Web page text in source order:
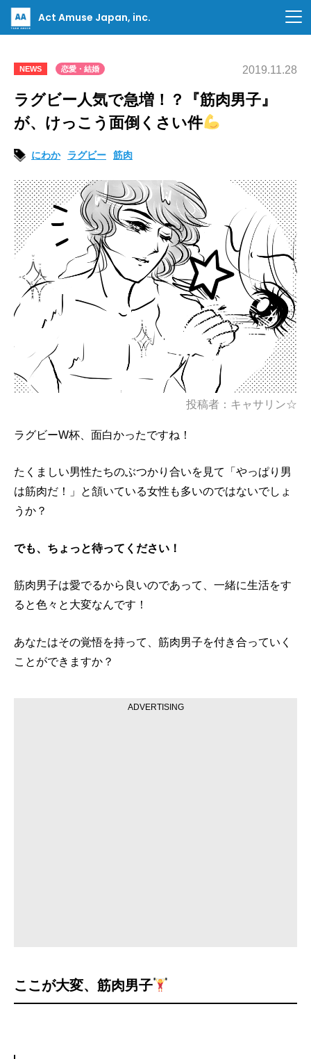
Act Amuse Japan, inc.
NEWS 恋愛・結婚 2019.11.28
ラグビー人気で急増！？『筋肉男子』
が、けっこう面倒くさい件
にわか ラグビー 筋肉
投稿者：キャサリン☆
ラグビーW杯、面白かったですね！
たくましい男性たちのぶつかり合いを見て「やっぱり男
は筋肉だ！」と頷いている女性も多いのではないでしょ
うか？
でも、ちょっと待ってください！
筋肉男子は愛でるから良いのであって、一緒に生活をす
ると色々と大変なんです！
あなたはその覚悟を持って、筋肉男子を付き合っていく
ことができますか？
ADVERTISING
ここが大変、筋肉男子